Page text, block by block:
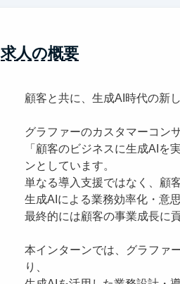
求人の概要
顧客と共に、生成AI時代の新
グラファーのカスタマーコン
「顧客のビジネスに生成AIを
ンとしています。
単なる導入支援ではなく、顧
生成AIによる業務効率化・意
最終的には顧客の事業成長に
本インターンでは、グラファ
り、